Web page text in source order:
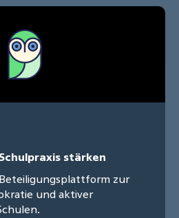
stärken
zur
und aktiver